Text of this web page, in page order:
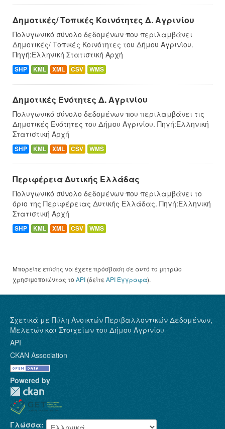
Δημοτικές/ Τοπικές Κοινότητες Δ. Αγρινίου
Πολυγωνικό σύνολο δεδομένων που περιλαμβάνει
Δημοτικές/ Τοπικές Κοινότητες του Δήμου Αγρινίου.
Πηγή:Ελληνική Στατιστική Αρχή
SHP KML XML CSV WMS
Δημοτικές Ενότητες Δ. Αγρινίου
Πολυγωνικό σύνολο δεδομένων που περιλαμβάνει τις
Δημοτικές Ενότητες του Δήμου Αγρινίου. Πηγή:Ελληνική
Στατιστική Αρχή
SHP KML XML CSV WMS
Περιφέρεια Δυτικής Ελλάδας
Πολυγωνικό σύνολο δεδομένων που περιλαμβάνει το
όριο της Περιφέρειας Δυτικής Ελλάδας. Πηγή:Ελληνική
Στατιστική Αρχή
SHP KML XML CSV WMS
Μπορείτε επίσης να έχετε πρόσβαση σε αυτό το μητρώο
χρησιμοποιώντας το API (δείτε API Έγγραφα).
Σχετικά με Πύλη Ανοικτών Περιβαλλοντικών Δεδομένων,
Μελετών και Στοιχείων του Δήμου Αγρινίου
API
CKAN Association
Powered by
Γλώσσα